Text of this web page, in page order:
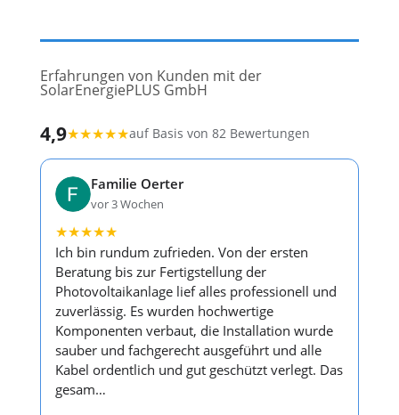
Erfahrungen von Kunden mit der
SolarEnergiePLUS GmbH
4,9★★★★★auf Basis von 82 Bewertungen
Familie Oerter
vor 3 Wochen
★★★★★
Ich bin rundum zufrieden. Von der ersten
Beratung bis zur Fertigstellung der
Photovoltaikanlage lief alles professionell und
zuverlässig. Es wurden hochwertige
Komponenten verbaut, die Installation wurde
sauber und fachgerecht ausgeführt und alle
Kabel ordentlich und gut geschützt verlegt. Das
gesam…